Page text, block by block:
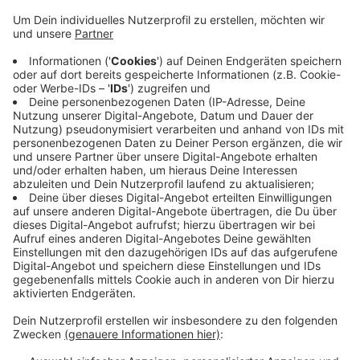
Das haben Ermittlerkreise bestätigt. Es könnte sich
um die sterblichen Überreste der ermordeten Anna S.
aus Gelsenkirchen handeln, heißt es. Der Keller war
offenbar für einen Mann zugänglich, der bereits wegen
Mordes an dieser Frau zu lebenslanger Haft mit
besonderer Schwere der Schuld und anschließender
Sicherungsverwahrung verurteilt wurde. Er hatte nach
Überzeugung der Richter seine Ex-Freundin
umgebracht, deren Leiche bis heute nicht gefunden
wurde.
Anzeige